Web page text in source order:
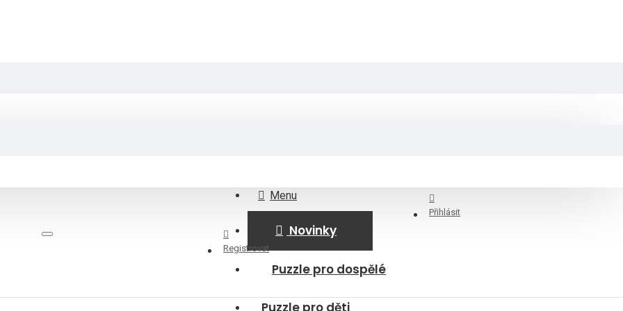
Menu
Novinky
Puzzle pro dospělé
Puzzle pro děti
Přihlásit
Registrovat